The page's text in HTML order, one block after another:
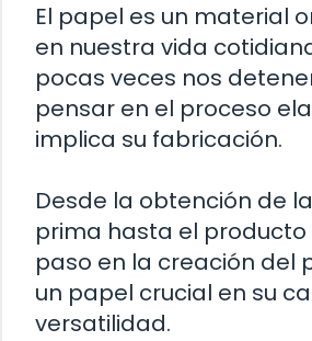
El papel es un material
en nuestra vida
pocas veces nos
pensar en el proceso
implica su fabricación.
Desde la obtención de
prima hasta el producto
paso en la creación del
un papel crucial en su
versatilidad.